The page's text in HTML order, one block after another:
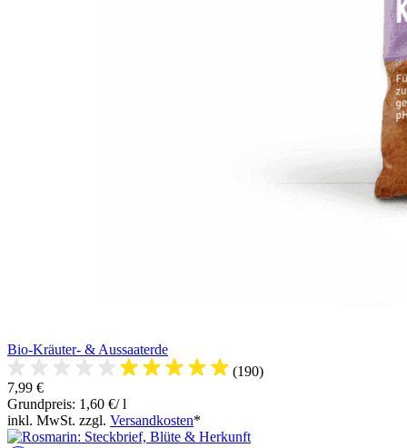
Bio-Kräuter- & Aussaaterde
(190)
7,99 €
Grundpreis: 1,60 €/ l
inkl. MwSt. zzgl. Versandkosten*